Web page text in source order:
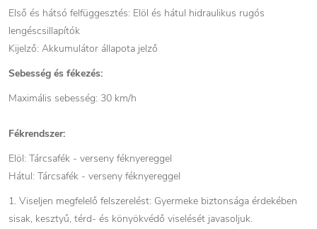
Első és hátsó felfüggesztés: Elöl és hátul hidraulikus rugós
lengéscsillapítók
Kijelző: Akkumulátor állapota jelző
Sebesség és fékezés:
Maximális sebesség: 30 km/h
Fékrendszer:
Elöl: Tárcsafék - verseny féknyereggel
Hátul: Tárcsafék - verseny féknyereggel
1. Viseljen megfelelő felszerelést: Gyermeke biztonsága érdekében
sisak, kesztyű, térd- és könyökvédő viselését javasoljuk.